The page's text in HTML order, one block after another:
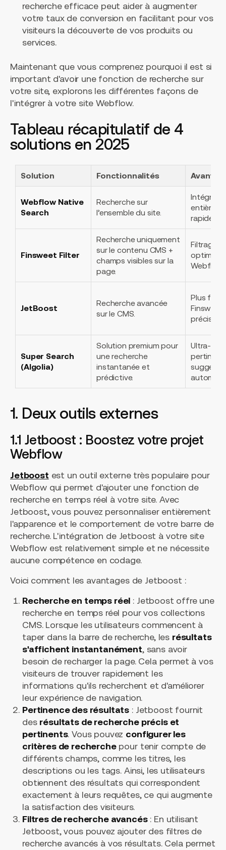
recherche efficace peut aider à augmenter
votre taux de conversion en facilitant pour vos
visiteurs la découverte de vos produits ou
services.
Maintenant que vous comprenez pourquoi il est si
important d'avoir une fonction de recherche sur
votre site, explorons les différentes façons de
l'intégrer à votre site Webflow.
Tableau récapitulatif de 4
solutions en 2025
Solution Fonctionnalités
Webflow Native
Search
Recherche sur
l’ensemble du site.
rapide à
Finsweet Filter
Recherche uniquement
sur le contenu CMS +
champs visibles sur la
page.
Filtrage
optimisé
Webflow.
JetBoost
Recherche avancée
sur le CMS.
Plus
précise
Super Search
(Algolia)
Solution premium pour
une recherche
instantanée et
prédictive.
Ultra-
1. Deux outils externes
1.1 Jetboost : Boostez votre projet
Webflow
Jetboost est un outil externe très populaire pour
Webflow qui permet d'ajouter une fonction de
recherche en temps réel à votre site. Avec
Jetboost, vous pouvez personnaliser entièrement
l'apparence et le comportement de votre barre de
recherche. L'intégration de Jetboost à votre site
Webflow est relativement simple et ne nécessite
aucune compétence en codage.
Voici comment les avantages de Jetboost :
Recherche en temps réel : Jetboost offre une
recherche en temps réel pour vos collections
CMS. Lorsque les utilisateurs commencent à
taper dans la barre de recherche, les résultats
s'affichent instantanément, sans avoir
besoin de recharger la page. Cela permet à vos
visiteurs de trouver rapidement les
informations qu'ils recherchent et d'améliorer
leur expérience de navigation.
Pertinence des résultats : Jetboost fournit
des résultats de recherche précis et
pertinents. Vous pouvez configurer les
critères de recherchepour tenir compte de
différents champs, comme les titres, les
descriptions ou les tags. Ainsi, les utilisateurs
obtiennent des résultats qui correspondent
exactement à leurs requêtes, ce qui augmente
la satisfaction des visiteurs.
Filtres de recherche avancés: En utilisant
Jetboost, vous pouvez ajouter des filtres de
recherche avancés à vos résultats. Cela permet